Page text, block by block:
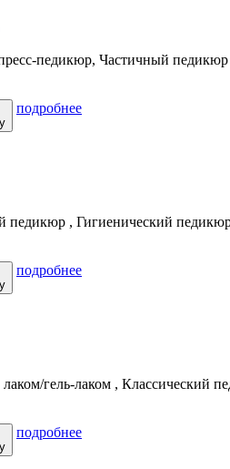
педикюр, Частичный
подробнее
педикюр , Гигиенический
подробнее
гель-лаком , Классический
подробнее